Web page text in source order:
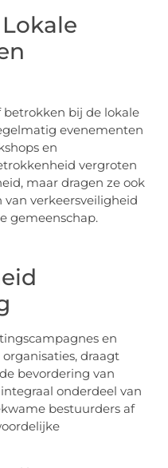
betrokken bij de lokale
evenementen
en
vergroten
maar dragen ze ook
verkeersveiligheid
gemeenschap.
en
draagt
bevordering van
onderdeel van
bestuurders af